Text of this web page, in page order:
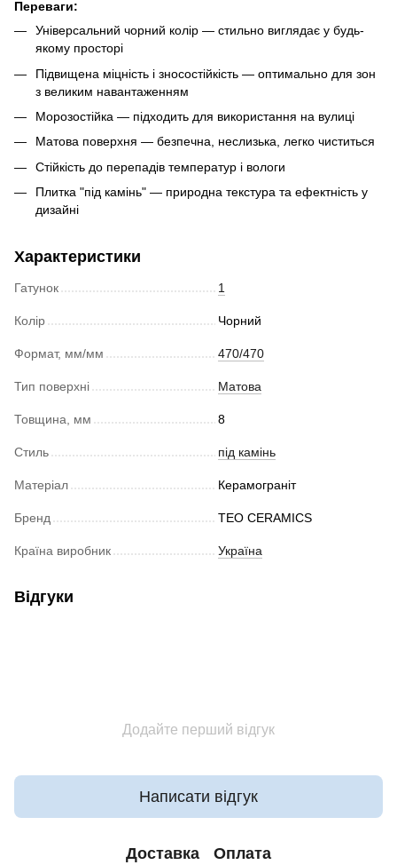
Переваги:
Універсальний чорний колір — стильно виглядає у будь-
якому просторі
Підвищена міцність і зносостійкість — оптимально для зон
з великим навантаженням
Морозостійка — підходить для використання на вулиці
Матова поверхня — безпечна, неслизька, легко чиститься
Стійкість до перепадів температур і вологи
Плитка "під камінь" — природна текстура та ефектність у
дизайні
Характеристики
Гатунок 1
Колір Чорний
Формат, мм/мм 470/470
Тип поверхні Матова
Товщина, мм 8
Стиль під камінь
Матеріал Керамограніт
Бренд TEO CERAMICS
Країна виробник Україна
Відгуки
Додайте перший відгук
Написати відгук
Доставка Оплата